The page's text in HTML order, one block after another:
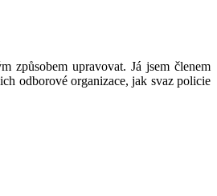
způsobem upravovat. Já jsem členem
odborové organizace, jak svaz policie